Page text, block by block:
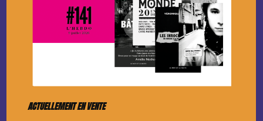
ACTUELLEMENT EN VENTE